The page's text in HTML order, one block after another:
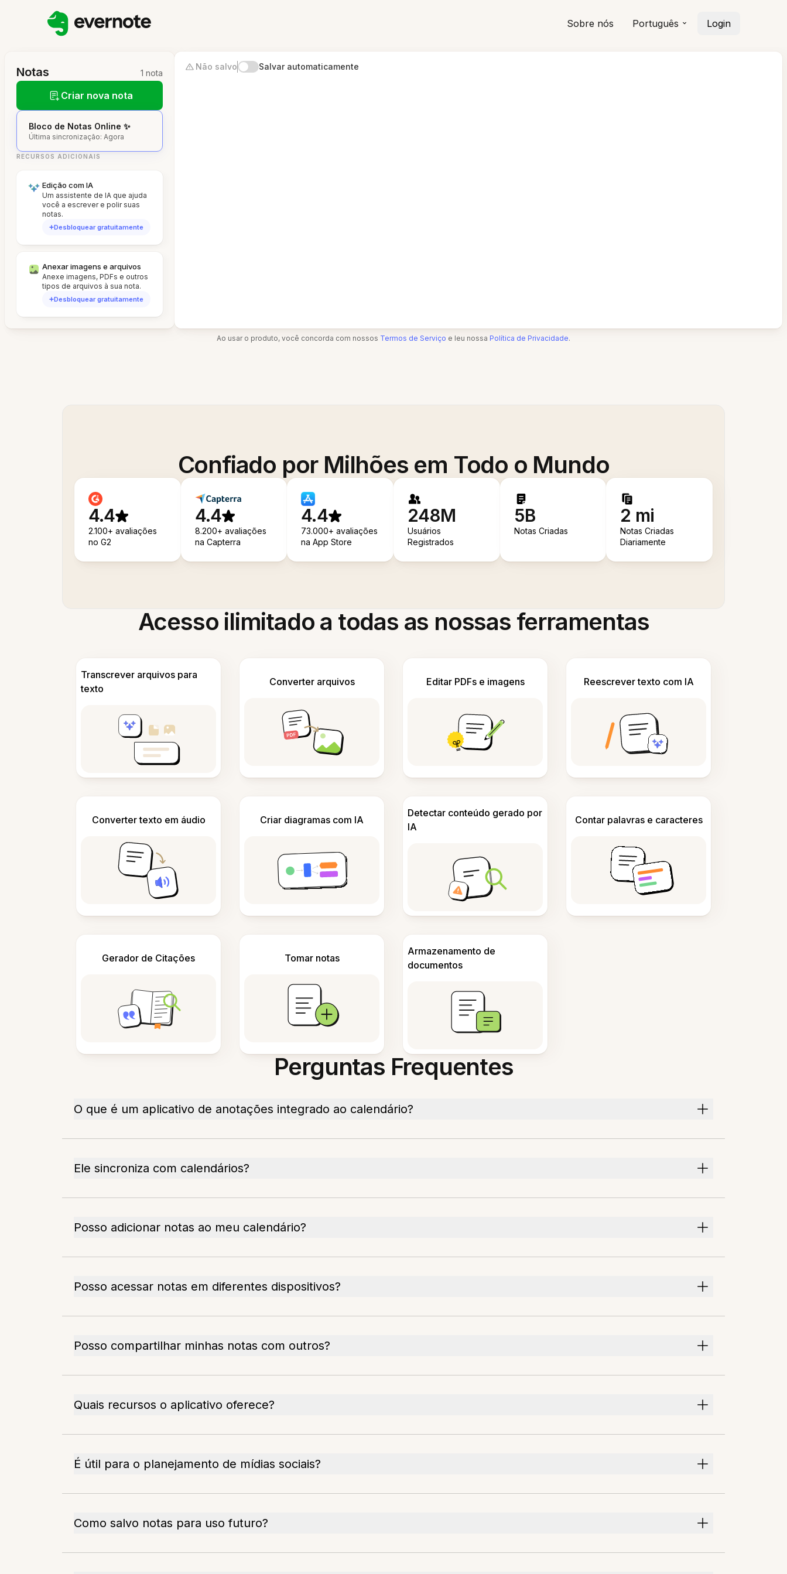
Sobre nós Português Login
Notas 1 nota
Criar nova nota
Bloco de Notas Online ✨
Última sincronização: Agora
RECURSOS ADICIONAIS
Edição com IA
Um assistente de IA que ajuda
você a escrever e polir suas
notas.
Desbloquear gratuitamente
Anexar imagens e arquivos
Anexe imagens, PDFs e outros
tipos de arquivos à sua nota.
Desbloquear gratuitamente
Não salvo Salvar automaticamente
Ao usar o produto, você concorda com nossos Termos de Serviço e leu nossa Política de Privacidade.
Confiado por Milhões em Todo o Mundo
4.4
2.100+ avaliações
no G2
4.4
8.200+ avaliações
na Capterra
4.4
73.000+ avaliações
na App Store
248M
Usuários
Registrados
5B
Notas Criadas
2 mi
Notas Criadas
Diariamente
Acesso ilimitado a todas as nossas ferramentas
Transcrever arquivos para
texto
Converter arquivos Editar PDFs e imagens Reescrever texto com IA
Converter texto em áudio Criar diagramas com IA
Detectar conteúdo gerado por
IA
Contar palavras e caracteres
Gerador de Citações Tomar notas
Armazenamento de
documentos
Perguntas Frequentes
O que é um aplicativo de anotações integrado ao calendário?
Ele sincroniza com calendários?
Posso adicionar notas ao meu calendário?
Posso acessar notas em diferentes dispositivos?
Posso compartilhar minhas notas com outros?
Quais recursos o aplicativo oferece?
É útil para o planejamento de mídias sociais?
Como salvo notas para uso futuro?